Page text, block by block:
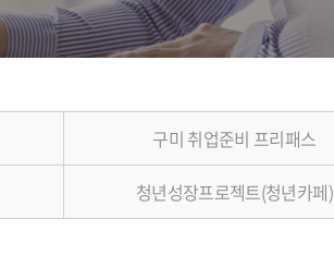
구미 취업준비 프리패스
청년성장프로젝트(청년카페)